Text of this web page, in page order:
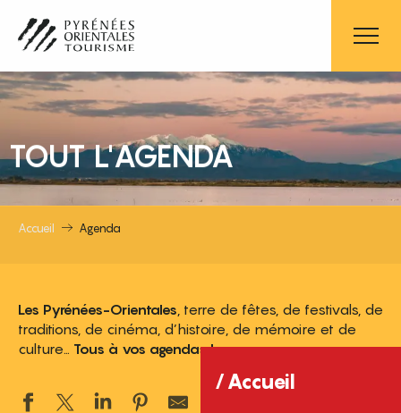
contenu
principal
Accueil
TOUT L'AGENDA
Accueil Agenda
Les Pyrénées-Orientales , terre de fêtes, de festivals, de
traditions, de cinéma, d’histoire, de mémoire et de
culture… Tous à vos agendas !